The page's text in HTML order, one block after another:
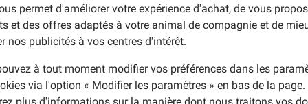
permet d'améliorer votre expérience d'achat, de vous
et des offres adaptés à votre animal de compagnie et de
nos publicités à vos centres d'intérêt.
à tout moment modifier vos préférences dans les
via l'option « Modifier les paramètres » en bas de la page.
chat souffrant de boules de poils ? Jetez alors un coup
consultez la page deVitakraft